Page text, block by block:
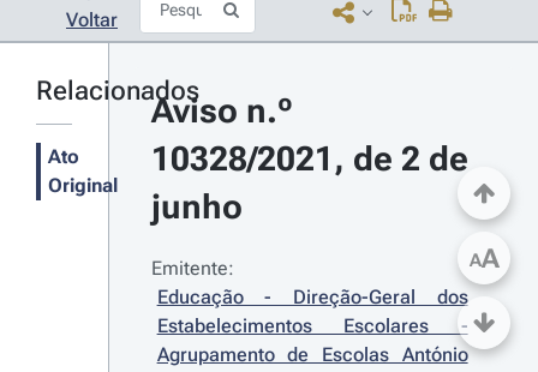
Voltar
Relacionados
Ato
Original
Aviso n.º
10328/2021, de 2 de
junho
Emitente:
Educação - Direção-Geral dos
Estabelecimentos Escolares -
Agrupamento de Escolas António
AA